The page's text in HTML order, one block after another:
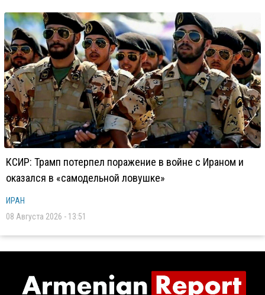
КСИР: Трамп потерпел поражение в войне с Ираном и
оказался в «самодельной ловушке»
ИРАН
08 Августа 2026 - 13:51